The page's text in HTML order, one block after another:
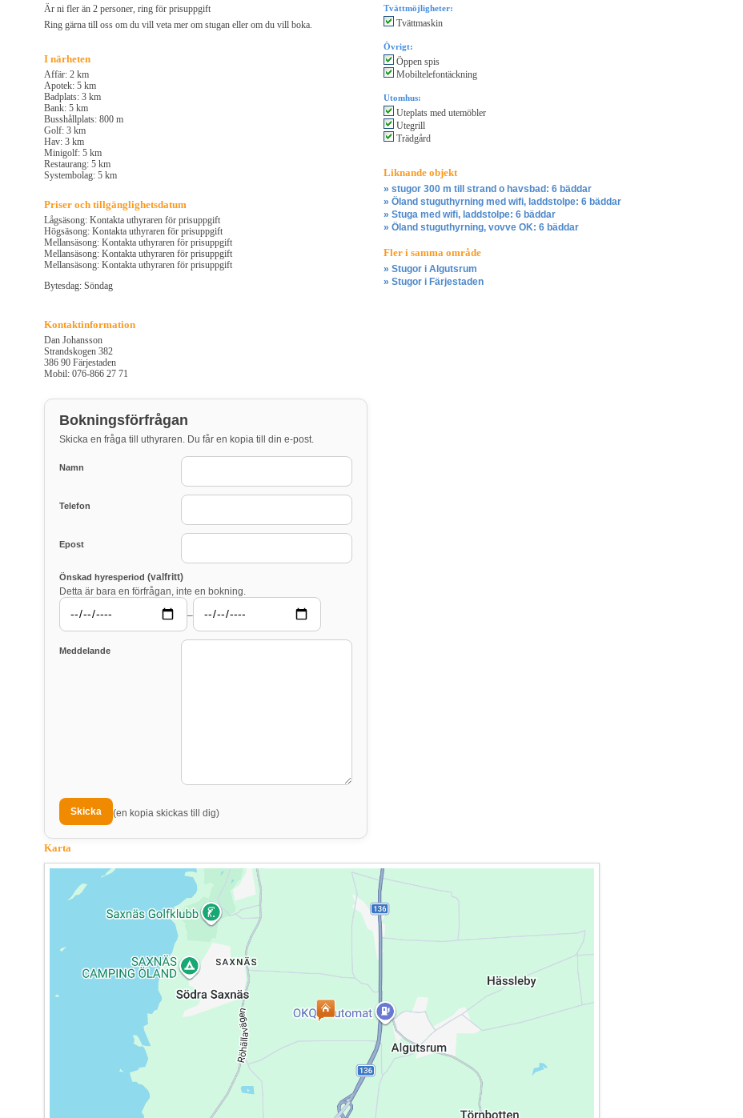
Är ni fler än 2 personer, ring för prisuppgift
Ring gärna till oss om du vill veta mer om stugan eller om du vill boka.
I närheten
Affär: 2 km
Apotek: 5 km
Badplats: 3 km
Bank: 5 km
Busshållplats: 800 m
Golf: 3 km
Hav: 3 km
Minigolf: 5 km
Restaurang: 5 km
Systembolag: 5 km
Priser och tillgänglighetsdatum
Lågsäsong: Kontakta uthyraren för prisuppgift
Högsäsong: Kontakta uthyraren för prisuppgift
Mellansäsong: Kontakta uthyraren för prisuppgift
Mellansäsong: Kontakta uthyraren för prisuppgift
Mellansäsong: Kontakta uthyraren för prisuppgift
Bytesdag: Söndag
Kontaktinformation
Dan Johansson
Strandskogen 382
386 90 Färjestaden
Mobil: 076-866 27 71
Bokningsförfrågan
Skicka en fråga till uthyraren. Du får en kopia till din e-post.
Namn
Telefon
Epost
Önskad hyresperiod (valfritt)
Detta är bara en förfrågan, inte en bokning.
–
Meddelande
(en kopia skickas till dig)
Tvättmöjligheter:
Tvättmaskin
Övrigt:
Öppen spis
Mobiltelefontäckning
Utomhus:
Uteplats med utemöbler
Utegrill
Trädgård
Liknande objekt
» stugor 300 m till strand o havsbad: 6 bäddar
» Öland stuguthyrning med wifi, laddstolpe: 6 bäddar
» Stuga med wifi, laddstolpe: 6 bäddar
» Öland stuguthyrning, vovve OK: 6 bäddar
Fler i samma område
» Stugor i Algutsrum
» Stugor i Färjestaden
Karta